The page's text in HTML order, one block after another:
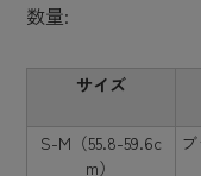
数量:
サイズ
S-M（55.8-59.6c
m）